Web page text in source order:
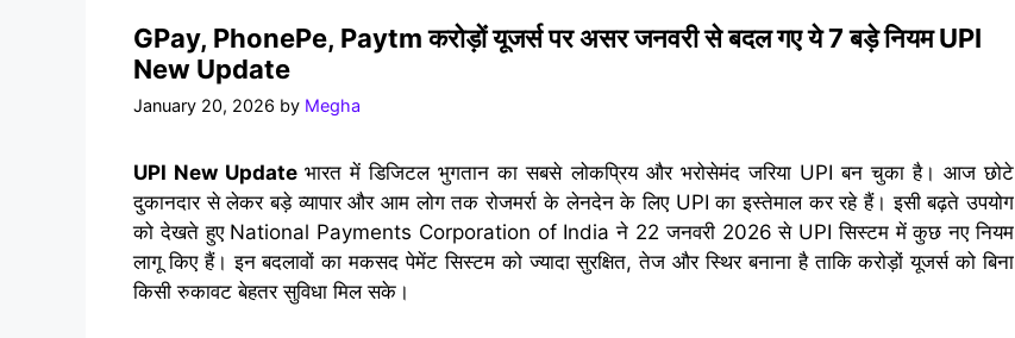
GPay, PhonePe, Paytm करोड़ों यूजर्स पर असर जनवरी से बदल गए ये 7 बड़े नियम UPI
New Update
January 20, 2026 by Megha
UPI New Updateभारत में डिजिटल भुगतान का सबसे लोकप्रिय और भरोसेमंद जरिया UPI बन चुका है। आज छोटे
दुकानदार से लेकर बड़े व्यापार और आम लोग तक रोजमर्रा के लेनदेन के लिए UPI का इस्तेमाल कर रहे हैं। इसी बढ़ते उपयोग
को देखते हुए National Payments Corporation of India ने 22 जनवरी 2026 से UPI सिस्टम में कुछ नए नियम
लागू किए हैं। इन बदलावों का मकसद पेमेंट सिस्टम को ज्यादा सुरक्षित, तेज और स्थिर बनाना है ताकि करोड़ों यूजर्स को बिना
किसी रुकावट बेहतर सुविधा मिल सके।